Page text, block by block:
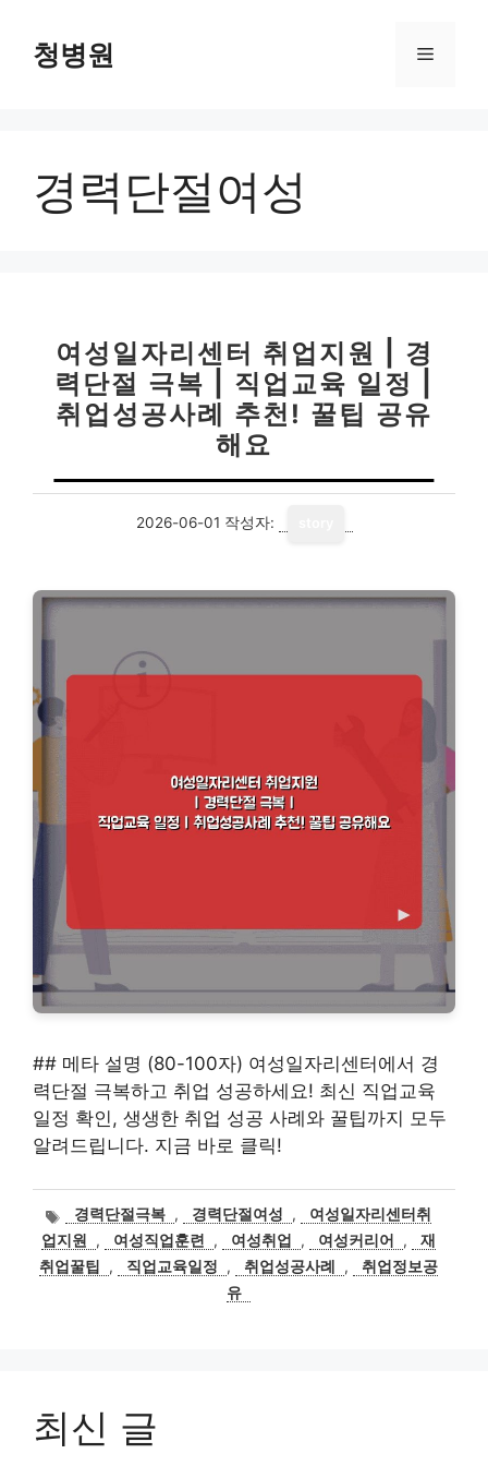
청병원 메
경력단절여성
여성일자리센터 취업지원 | 경
력단절 극복 | 직업교육 일정 |
취업성공사례 추천! 꿀팁 공유
해요
2026-06-01 작성자:
## 메타 설명 (80-100자) 여성일자리센터에서 경
력단절 극복하고 취업 성공하세요! 최신 직업교육
일정 확인, 생생한 취업 성공 사례와 꿀팁까지 모두
알려드립니다. 지금 바로 클릭!
태
그
경력단절극복 , 경력단절여성 ,
여성일자리센터취
업지원
, 여성직업훈련 , 여성취업 , 여성커리어 ,
재
취업꿀팁
, 직업교육일정 , 취업성공사례 ,
취업정보공
유
최신 글